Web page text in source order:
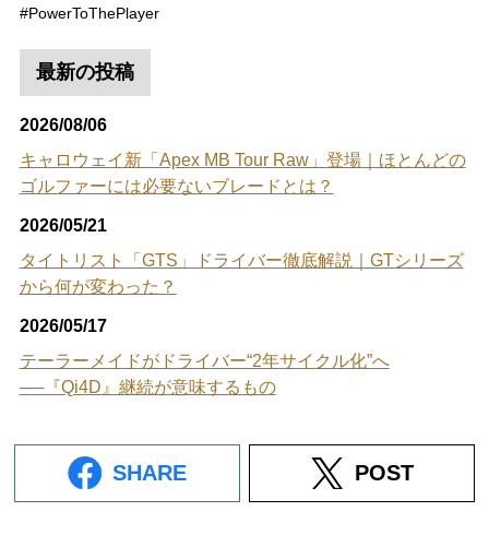
#PowerToThePlayer
最新の投稿
2026/08/06
キャロウェイ新「Apex MB Tour Raw」登場｜ほとんどの
ゴルファーには必要ないブレードとは？
2026/05/21
タイトリスト「GTS」ドライバー徹底解説｜GTシリーズ
から何が変わった？
2026/05/17
テーラーメイドがドライバー“2年サイクル化”へ
──『Qi4D』継続が意味するもの
SHARE POST